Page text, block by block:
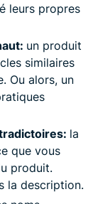
leurs propres
un produit
similaires
Ou alors, un
la
que vous
produit.
la description.